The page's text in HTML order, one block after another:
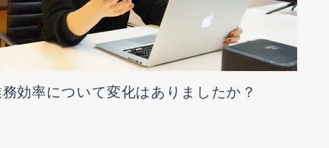
効率について変化はありましたか？